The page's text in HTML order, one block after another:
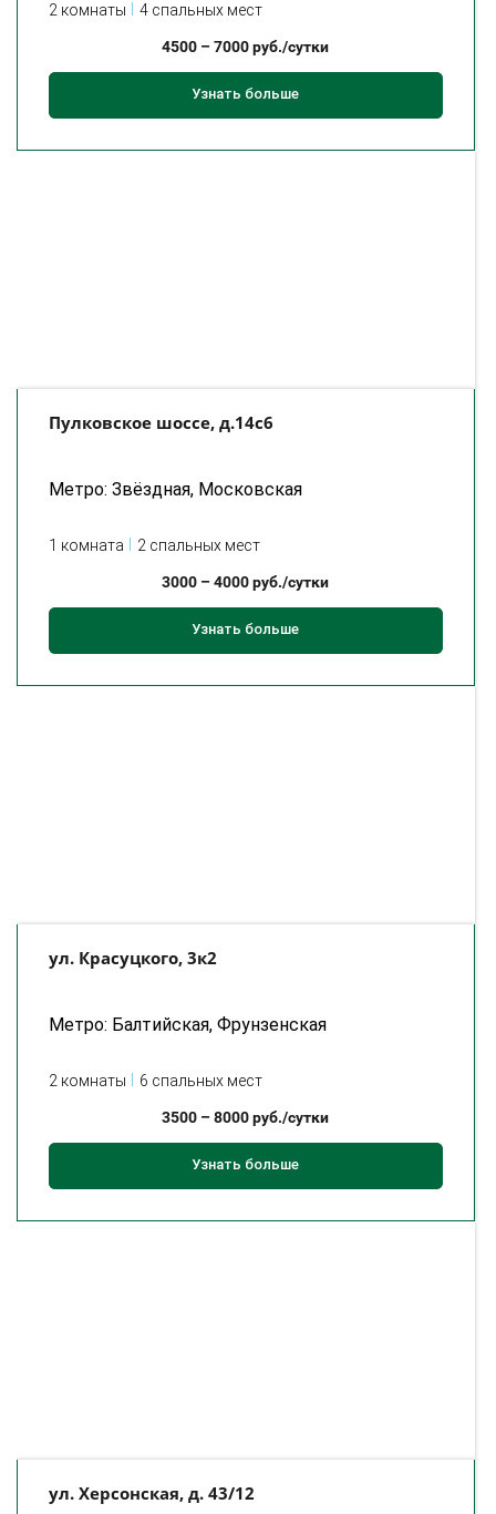
2 комнаты 4 спальных мест
4500 –7000руб./сутки
Узнать больше
Пулковское шоссе, д.14с6
Метро: Звёздная, Московская
1 комната 2 спальных мест
3000 –4000руб./сутки
Узнать больше
ул. Красуцкого, 3к2
Метро: Балтийская, Фрунзенская
2 комнаты 6 спальных мест
3500 –8000руб./сутки
Узнать больше
ул. Херсонская, д. 43/12